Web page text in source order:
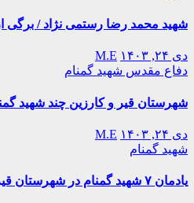
شهید محمد رضا رستمی نژاد / برگی از
دی ۲۴, ۱۴۰۳
M.E
دفاع مقدس شهید گمنام
شهرستان قیر و کارزین چند شهید
دی ۲۴, ۱۴۰۳
M.E
شهید گمنام
یادمان ۷ شهید گمنام در شهرستان قیروکارزین / در کمیل مدیا ببینید